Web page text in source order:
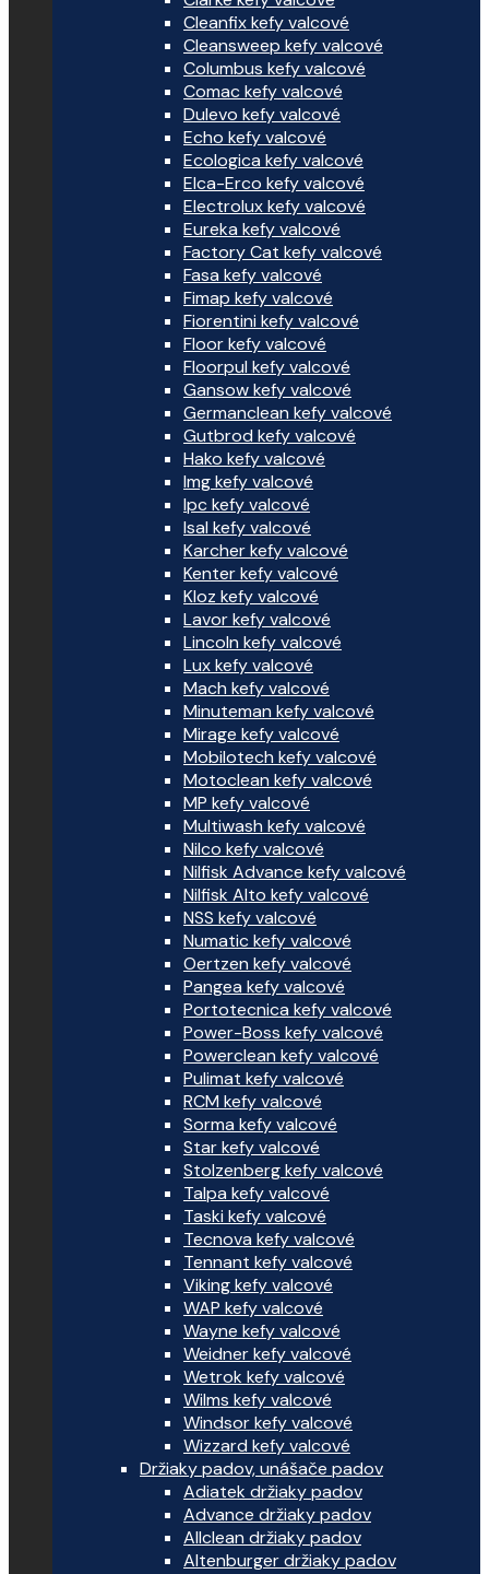
Cleanfix kefy valcové
Cleansweep kefy valcové
Columbus kefy valcové
Comac kefy valcové
Dulevo kefy valcové
Echo kefy valcové
Ecologica kefy valcové
Elca-Erco kefy valcové
Electrolux kefy valcové
Eureka kefy valcové
Factory Cat kefy valcové
Fasa kefy valcové
Fimap kefy valcové
Fiorentini kefy valcové
Floor kefy valcové
Floorpul kefy valcové
Gansow kefy valcové
Germanclean kefy valcové
Gutbrod kefy valcové
Hako kefy valcové
Img kefy valcové
Ipc kefy valcové
Isal kefy valcové
Karcher kefy valcové
Kenter kefy valcové
Kloz kefy valcové
Lavor kefy valcové
Lincoln kefy valcové
Lux kefy valcové
Mach kefy valcové
Minuteman kefy valcové
Mirage kefy valcové
Mobilotech kefy valcové
Motoclean kefy valcové
MP kefy valcové
Multiwash kefy valcové
Nilco kefy valcové
Nilfisk Advance kefy valcové
Nilfisk Alto kefy valcové
NSS kefy valcové
Numatic kefy valcové
Oertzen kefy valcové
Pangea kefy valcové
Portotecnica kefy valcové
Power-Boss kefy valcové
Powerclean kefy valcové
Pulimat kefy valcové
RCM kefy valcové
Sorma kefy valcové
Star kefy valcové
Stolzenberg kefy valcové
Talpa kefy valcové
Taski kefy valcové
Tecnova kefy valcové
Tennant kefy valcové
Viking kefy valcové
WAP kefy valcové
Wayne kefy valcové
Weidner kefy valcové
Wetrok kefy valcové
Wilms kefy valcové
Windsor kefy valcové
Wizzard kefy valcové
Držiaky padov, unášače padov
Adiatek držiaky padov
Advance držiaky padov
Allclean držiaky padov
Altenburger držiaky padov